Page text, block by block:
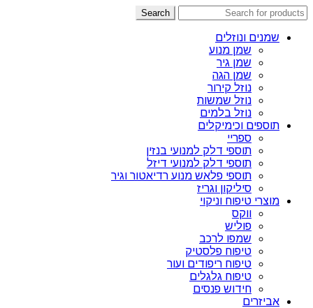
Search
שמנים ונוזלים
שמן מנוע
שמן גיר
שמן הגה
נוזל קירור
נוזל שמשות
נוזל בלמים
תוספים וכימיקלים
ספריי
תוספי דלק למנועי בנזין
תוספי דלק למנועי דיזל
תוספי פלאש מנוע רדיאטור וגיר
סיליקון וגריז
מוצרי טיפוח וניקוי
ווקס
פוליש
שמפו לרכב
טיפוח פלסטיק
טיפוח ריפודים ועור
טיפוח גלגלים
חידוש פנסים
אביזרים